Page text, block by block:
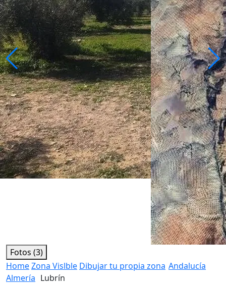
Fotos (3)
HomeZona Vislble Dibujar tu propia zona Andalucía
Almería Lubrín